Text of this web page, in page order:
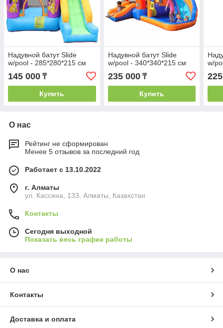
Надувной батут Slide
w/pool - 285*280*215 см
145 000 ₸
Купить
Надувной батут Slide
w/pool - 340*340*215​​​​​​​ см
235 000₸
Купить
w/
О нас
Рейтинг не сформирован
Менее 5 отзывов за последний год
Работает с 13.10.2022
г. Алматы
ул. Кассина, 133, Алматы, Казахстан
Контакты
Сегодня выходной
Показать весь график работы
О нас
Контакты
Доставка и оплата